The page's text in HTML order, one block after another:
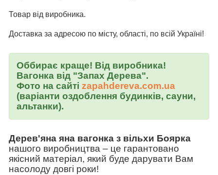
Товар від виробника.
Доставка за адресою по місту, області, по всій Україні!
Оббирає краще! Від виробника!
Вагонка від "Запах Дерева".
Фото на сайті zapahdereva.com.ua
(варіанти оздоблення будинків, сауни,
альтанки).
Дерев'яна яна вагонка з вільхи Боярка
нашого виробництва – це гарантовано
якісний матеріал, який буде дарувати Вам
насолоду довгі роки!